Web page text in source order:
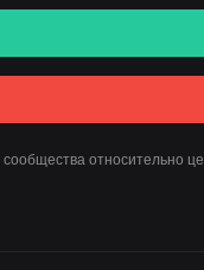
относительно